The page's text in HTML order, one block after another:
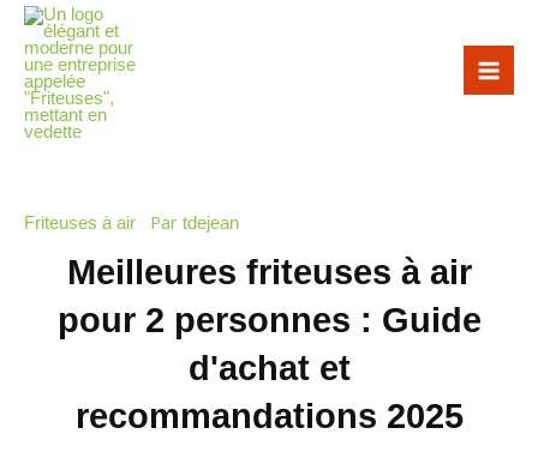
Aller
contenu
Friteuses à air Par tdejean
Meilleures friteuses à air
pour 2 personnes : Guide
d'achat et
recommandations 2025